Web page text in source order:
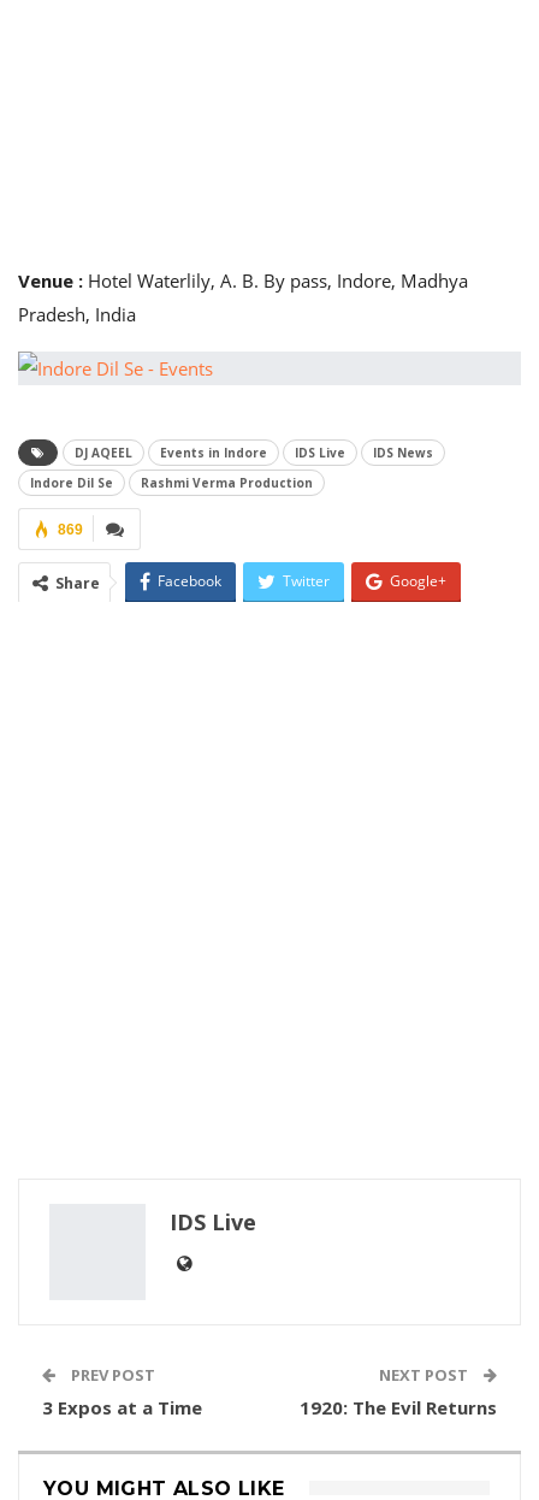
Venue : Hotel Waterlily, A. B. By pass, Indore, Madhya
Pradesh, India
DJ AQEEL Events in Indore IDS Live
IDS News
Indore Dil Se
Rashmi Verma Production
869
Share Facebook Twitter Google+
IDS Live
PREV POST
3 Expos at a Time
NEXT POST
1920: The Evil Returns
YOU MIGHT ALSO LIKE